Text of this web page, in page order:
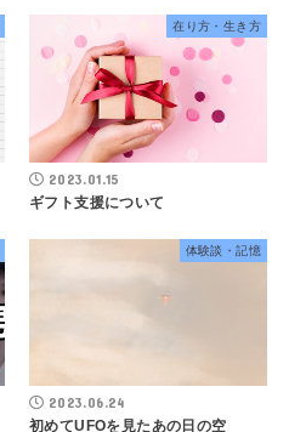
在り方・生き方
2023.01.15
ギフト支援について
体験談・記憶
2023.06.24
初めてUFOを見たあの日の空